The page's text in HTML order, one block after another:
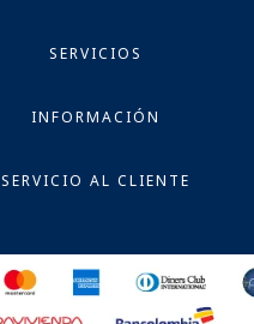
SERVICIOS
INFORMACIÓN
SERVICIO AL CLIENTE